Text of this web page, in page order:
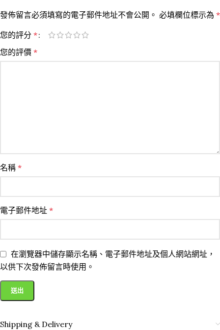
發佈留言必須填寫的電子郵件地址不會公開。 必填欄位標示為 *
您的評分 *
您的評價 *
名稱 *
電子郵件地址 *
在瀏覽器中儲存顯示名稱、電子郵件地址及個人網站網址，
以供下次發佈留言時使用。
Shipping & Delivery